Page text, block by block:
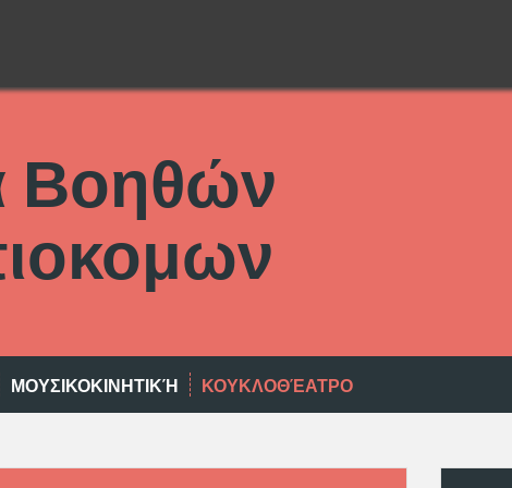
Βοηθών
ΜΟΥΣΙΚΟΚΙΝΗΤΙΚΉ ΚΟΥΚΛΟΘΈΑΤΡΟ